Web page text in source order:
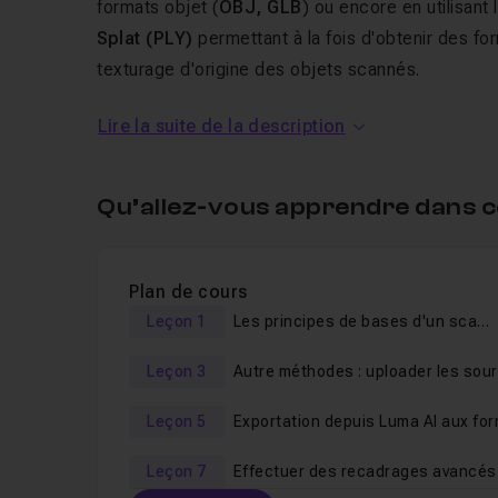
formats objet (OBJ, GLB) ou encore en
Splat (PLY) permettant à la fois d'obtenir des
texturage d'origine des objets scannés.
Nous viendrons ensuite intégrer le résultat final
Les sources seront accessibles et je me tiens
Très bonne formation !
Lire la suite de la description
Qu’allez-vous apprendre dans
Plan de cours
Leçon 1 Les principes de bases d'un scan en trois dimensions
Leçon 3
Leçon 5
Leçon 7